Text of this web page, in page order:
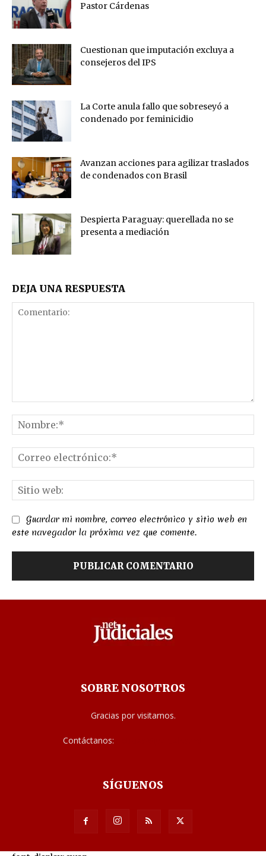
Pastor Cárdenas
Cuestionan que imputación excluya a
consejeros del IPS
La Corte anula fallo que sobreseyó a
condenado por feminicidio
Avanzan acciones para agilizar traslados
de condenados con Brasil
Despierta Paraguay: querellada no se
presenta a mediación
DEJA UNA RESPUESTA
Guardar mi nombre, correo electrónico y sitio web en
este navegador la próxima vez que comente.
SOBRE NOSOTROS
Gracias por visitarnos.
Contáctanos:
SÍGUENOS